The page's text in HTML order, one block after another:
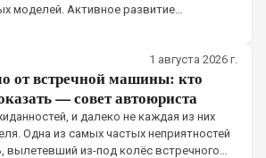
моделей. Активное развитие
выпало на послевоенное время, когда
1 августа 2026 г.
от встречной машины: кто
— совет автоюриста
и далеко не каждая из них
Одна из самых частых неприятностей
вылетевший из-под колёс встречного